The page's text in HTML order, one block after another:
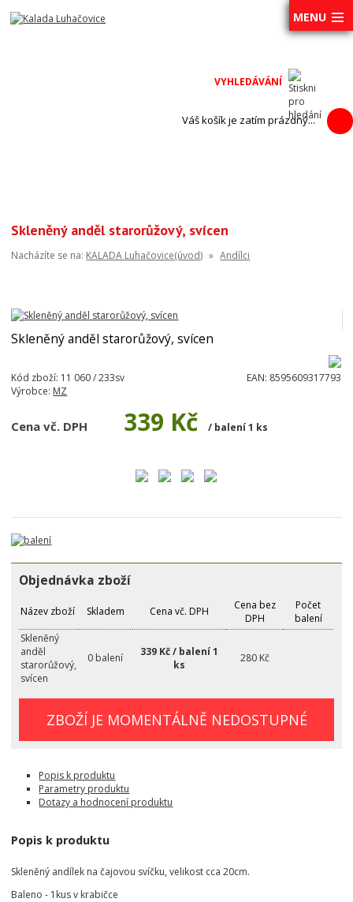
MENU
Váš košík je zatím prázdný...
Skleněný anděl starorůžový, svícen
Nacházíte se na: KALADA Luhačovice(úvod) » Andílci
Skleněný anděl starorůžový, svícen
Kód zboží: 11 060 / 233sv EAN: 8595609317793
Výrobce: MZ
Cena vč. DPH 339 Kč / balení 1 ks
Objednávka zboží
Název zboží Skladem Cena vč. DPH
Cena bez
DPH
Počet
balení
Skleněný
anděl
starorůžový,
svícen
0 balení
339 Kč / balení 1
ks
280 Kč
ZBOŽÍ JE MOMENTÁLNĚ NEDOSTUPNÉ
Popis k produktu
Parametry produktu
Dotazy a hodnocení produktu
Popis k produktu
Skleněný andílek na čajovou svíčku, velikost cca 20cm.
Baleno - 1kus v krabičce